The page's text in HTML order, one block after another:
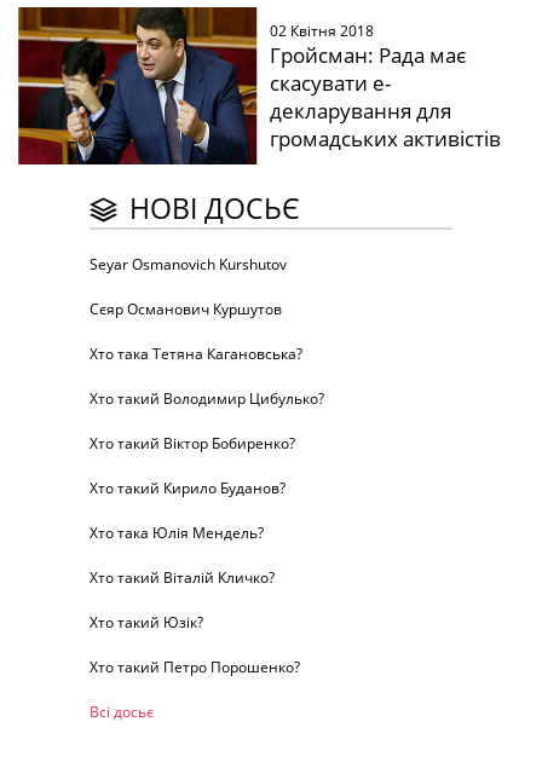
02 Квітня 2018
Гройсман: Рада має
скасувати е-
декларування для
громадських активістів
НОВІ ДОСЬЄ
Seyar Osmanovich Kurshutov
Сєяр Османович Куршутов
Хто така Тетяна Кагановська?
Хто такий Володимир Цибулько?
Хто такий Віктор Бобиренко?
Хто такий Кирило Буданов?
Хто така Юлія Мендель?
Хто такий Віталій Кличко?
Хто такий Юзік?
Хто такий Петро Порошенко?
Всі досьє